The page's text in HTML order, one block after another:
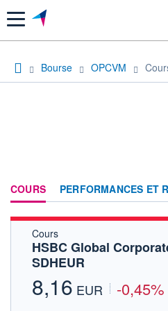
Menu
Bourse OPCVM
COURS PERFORMANCES ET
Cours
HSBC Global
SDHEUR
8,16 EUR -0,45%